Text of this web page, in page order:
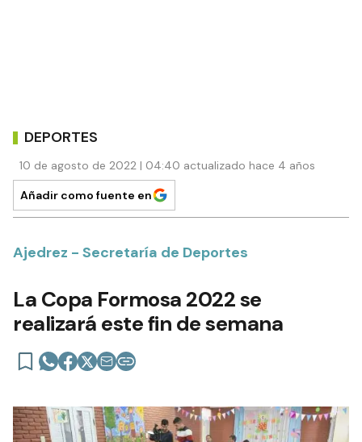
DEPORTES
10 de agosto de 2022 | 04:40 actualizado hace 4 años
Añadir como fuente en
Ajedrez - Secretaría de Deportes
La Copa Formosa 2022 se
realizará este fin de semana